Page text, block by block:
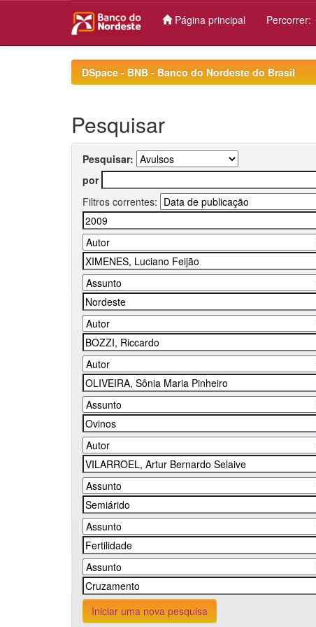
Página principal Percorrer:
DSpace - BNB - Banco do Nordeste do Brasil
Pesquisar
Pesquisar:
por
Filtros correntes:
Iniciar uma nova pesquisa